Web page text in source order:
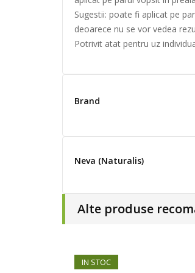
Sugestii: poate fi aplicat pe
deoarece nu se vor vedea
Potrivit atat pentru uz
Brand
Neva (Naturalis)
Alte produse
IN STOC